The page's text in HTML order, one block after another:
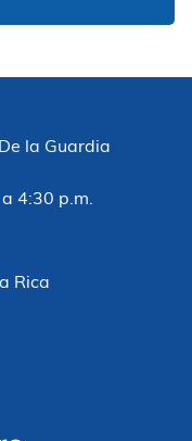
la Guardia
4:30 p.m.
Rica